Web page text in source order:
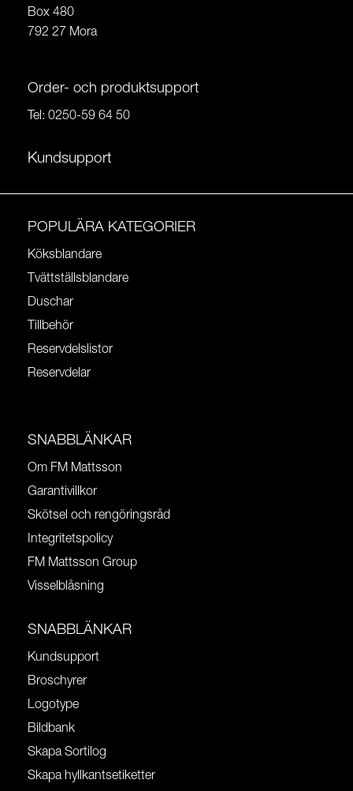
Box 480
792 27 Mora
Order- och produktsupport
Tel: 0250-59 64 50
Kundsupport
POPULÄRA KATEGORIER
Köksblandare
Tvättställsblandare
Duschar
Tillbehör
Reservdelslistor
Reservdelar
SNABBLÄNKAR
Om FM Mattsson
Garantivillkor
Skötsel och rengöringsråd
Integritetspolicy
FM Mattsson Group
Visselblåsning
SNABBLÄNKAR
Kundsupport
Broschyrer
Logotype
Bildbank
Skapa Sortilog
Skapa hyllkantsetiketter